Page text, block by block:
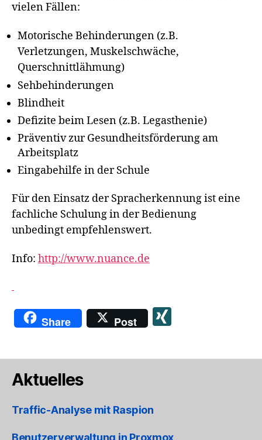
vielen Fällen:
Motorische Behinderungen (z.B.
Verletzungen, Muskelschwäche,
Querschnittlähmung)
Sehbehinderungen
Blindheit
Defizite beim Lesen (z.B. Legasthenie)
Präventiv zur Gesundheitsförderung am
Arbeitsplatz
Eingabehilfe in der Schule
Für den Einsatz der Spracherkennung ist eine
fachliche Schulung in der Bedienung
unbedingt empfehlenswert.
Info: http://www.nuance.de
Share Post
N
Aktuelles
Traffic-Analyse mit Raspion
Benutzerverwaltung in Proxmox